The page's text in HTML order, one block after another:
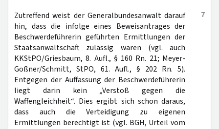
7
Zutreffend weist der Generalbundesanwalt darauf
hin, dass die infolge eines Beweisantrages der
Beschwerdeführerin geführten Ermittlungen der
Staatsanwaltschaft zulässig waren (vgl. auch
KKStPO/Griesbaum, 8. Aufl., § 160 Rn. 21; Meyer-
Goßner/Schmitt, StPO, 61. Aufl., § 202 Rn. 5).
Entgegen der Auffassung der Beschwerdeführerin
liegt darin kein „Verstoß gegen die
Waffengleichheit“. Dies ergibt sich schon daraus,
dass auch die Verteidigung zu eigenen
Ermittlungen berechtigt ist (vgl. BGH, Urteil vom